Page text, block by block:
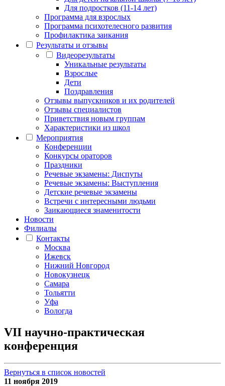
Для подростков (11-14 лет)
Программа для взрослых
Программа психотелесного развития
Профилактика заикания
Результаты и отзывы
Видеорезультаты
Уникальные результаты
Взрослые
Дети
Поздравления
Отзывы выпускников и их родителей
Отзывы специалистов
Приветствия новым группам
Характеристики из школ
Мероприятия
Конференции
Конкурсы ораторов
Праздники
Речевые экзамены: Диспуты
Речевые экзамены: Выступления
Детские речевые экзамены
Встречи с интересными людьми
Заикающиеся знаменитости
Новости
Филиалы
Контакты
Москва
Ижевск
Нижний Новгород
Новокузнецк
Самара
Тольятти
Уфа
Вологда
VII научно-практическая
конференция
Вернуться в список новостей
11 ноября 2019